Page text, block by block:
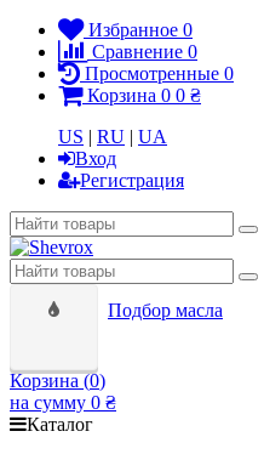
Избранное 0
Сравнение 0
Просмотренные 0
Корзина 0 0 ₴
US | RU | UA
Вход
Регистрация
Подбор масла
Корзина (0)
на сумму 0 ₴
Каталог